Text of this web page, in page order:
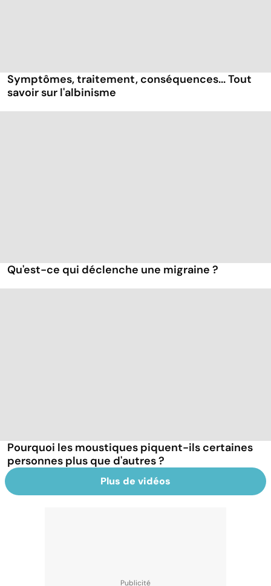
Symptômes, traitement, conséquences... Tout
savoir sur l'albinisme
Qu'est-ce qui déclenche une migraine ?
Pourquoi les moustiques piquent-ils certaines
personnes plus que d'autres ?
Plus de vidéos